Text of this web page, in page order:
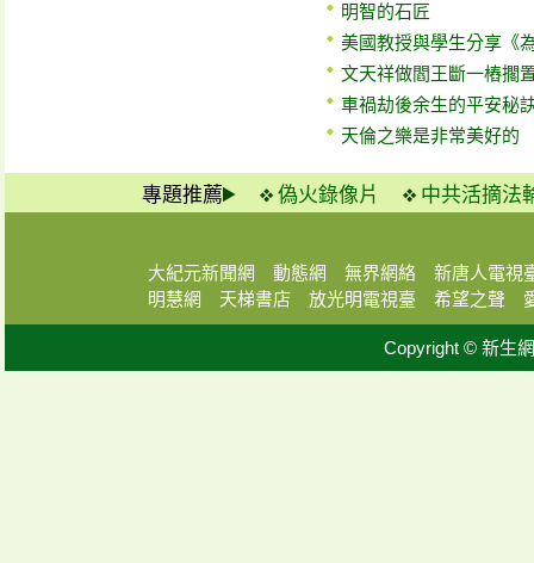
明智的石匠
美國教授與學生分享《
文天祥做閻王斷一樁擱
車禍劫後余生的平安秘
天倫之樂是非常美好的
專題推薦 偽火錄像片 中共活摘法
大紀元新聞網 動態網 無界網絡
新唐人電視
明慧網
天梯書店 放光明電視臺 希望之聲
Copyright © 新生